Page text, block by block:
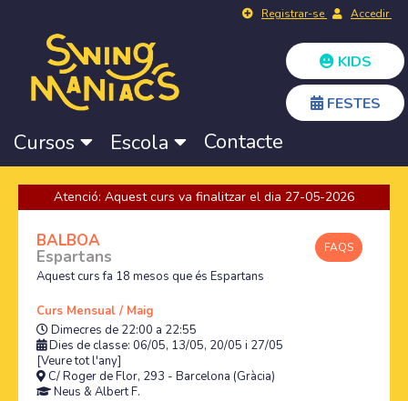
Registrar-se Accedir
KIDS
FESTES
Cursos Escola Contacte
Atenció: Aquest curs va finalitzar el dia 27-05-2026
FAQS
BALBOA
Espartans
Aquest curs fa 18 mesos que és Espartans
Curs Mensual / Maig
Dimecres de 22:00 a 22:55
Dies de classe: 06/05, 13/05, 20/05 i 27/05
[Veure tot l'any]
C/ Roger de Flor, 293 - Barcelona (Gràcia)
Neus & Albert F.